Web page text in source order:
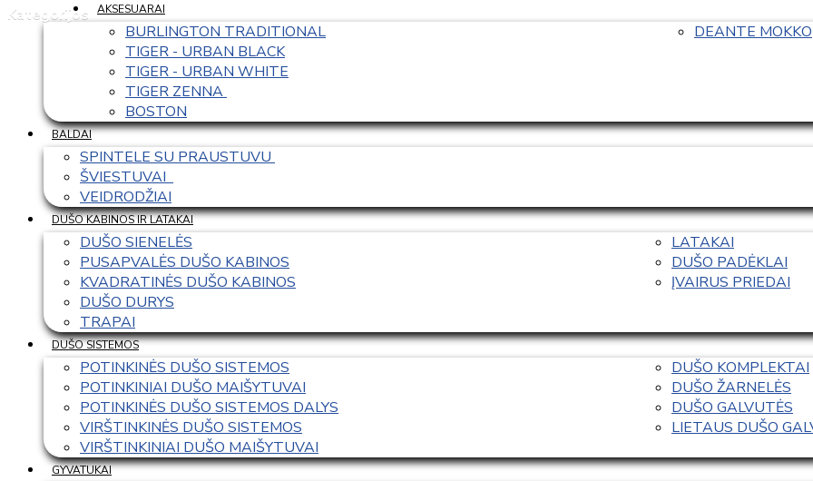
Kategorijos
AKSESUARAI
BURLINGTON TRADITIONAL
TIGER - URBAN BLACK
TIGER - URBAN WHITE
TIGER ZENNA
BOSTON
DEANTE MOKKO
BALDAI
SPINTELE SU PRAUSTUVU
ŠVIESTUVAI
VEIDRODŽIAI
DUŠO KABINOS IR LATAKAI
DUŠO SIENELĖS
PUSAPVALĖS DUŠO KABINOS
KVADRATINĖS DUŠO KABINOS
DUŠO DURYS
TRAPAI
LATAKAI
DUŠO PADĖKLAI
ĮVAIRUS PRIEDAI
DUŠO SISTEMOS
POTINKINĖS DUŠO SISTEMOS
POTINKINIAI DUŠO MAIŠYTUVAI
POTINKINĖS DUŠO SISTEMOS DALYS
VIRŠTINKINĖS DUŠO SISTEMOS
VIRŠTINKINIAI DUŠO MAIŠYTUVAI
DUŠO KOMPLEKTAI
DUŠO ŽARNELĖS
DUŠO GALVUTĖS
LIETAUS DUŠO
GYVATUKAI